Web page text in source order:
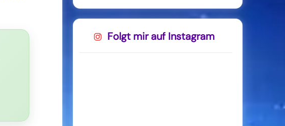
Folgt mir auf Instagram